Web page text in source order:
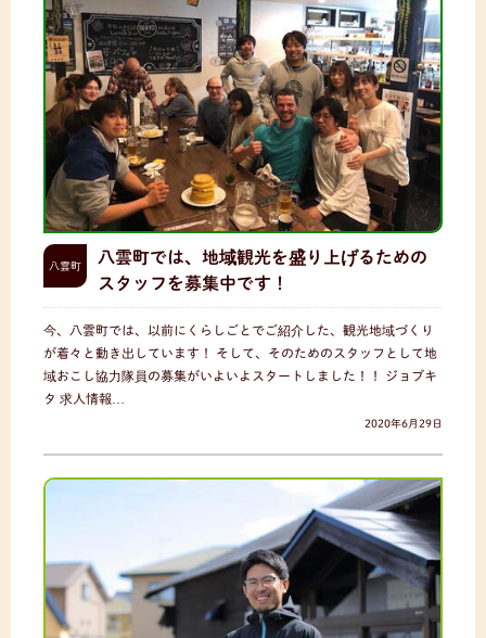
八雲町
八雲町では、地域観光を盛り上げるための
スタッフを募集中です！
今、八雲町では、以前にくらしごとでご紹介した、観光地域づくり
が着々と動き出しています！ そして、そのためのスタッフとして地
域おこし協力隊員の募集がいよいよスタートしました！！ ジョブキ
タ 求人情報…
2020年6月29日